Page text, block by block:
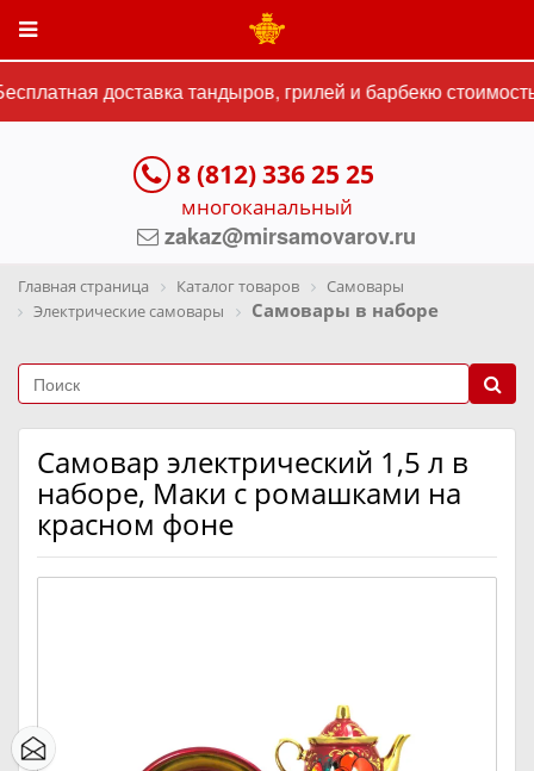
доставка тандыров, грилей и барбекю
8 (812) 336 25 25
многоканальный
zakaz@mirsamovarov.ru
Главная страница Каталог товаров
Самовары
Электрические самовары
Самовары в наборе
Самовар электрический 1,5 л в
наборе, Маки с ромашками на
красном фоне